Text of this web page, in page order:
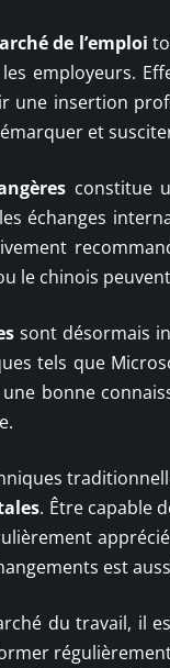
de l’emploi
employeurs.
une insertion
et
constitue
échanges
le chinois
sont désormais
tels que
bonne
. Être capable
est
du travail, il